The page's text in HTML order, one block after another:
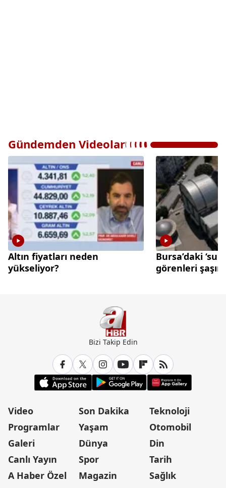
Gündemden Videolar
Altın fiyatları neden
yükseliyor?
Bursa’daki
görenleri
Bizi Takip Edin
Video
Programlar
Galeri
Canlı Yayın
A Haber Özel
Son Dakika
Yaşam
Dünya
Spor
Magazin
Teknoloji
Otomobil
Din
Tarih
Sağlık